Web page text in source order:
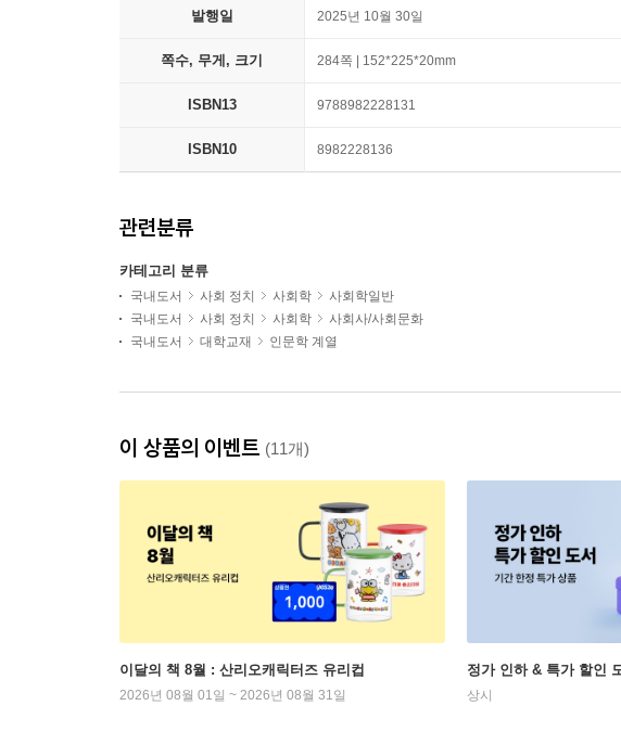
발행일 2025년 10월 30일
쪽수, 무게, 크기 284쪽 | 152*225*20mm
ISBN13 9788982228131
ISBN10 8982228136
관련분류
카테고리 분류
국내도서 사회 정치 사회학
사회학일반
국내도서
사회 정치 사회학
사회사/사회문화
국내도서
대학교재 인문학 계열
이 상품의 이벤트 (11개)
이달의 책 8월 : 산리오캐릭터즈 유리컵
2026년 08월 01일 ~ 2026년 08월 31일
정가 인하 & 특가 할인
상시